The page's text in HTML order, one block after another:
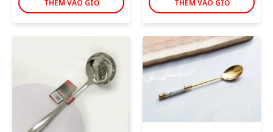
THÊM VÀO GIỎ THÊM VÀO GIỎ